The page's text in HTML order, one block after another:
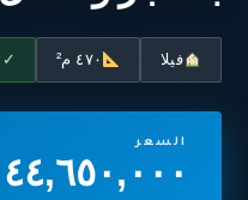
فيلا ٤٧٠ م² ✓
السعر
٤٤,٦٥٠,٠٠٠